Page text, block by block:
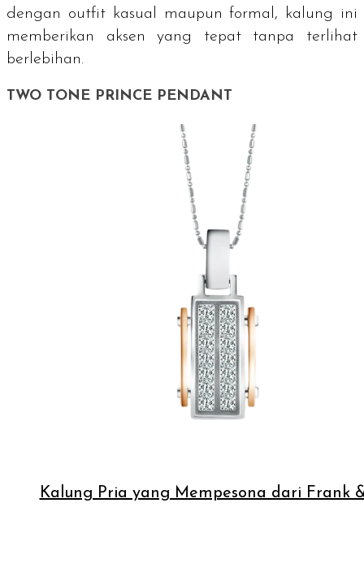
dengan outfit kasual maupun formal, kalung ini
memberikan aksen yang tepat tanpa terlihat
berlebihan.
TWO TONE PRINCE PENDANT
Kalung Pria yang Mempesona dari Frank